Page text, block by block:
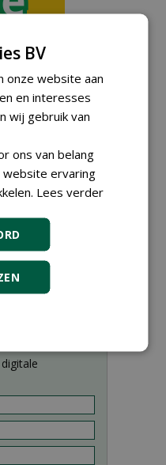
BV
onze website aan
en interesses
wij gebruik van
ons van belang
ervaring
Lees verder